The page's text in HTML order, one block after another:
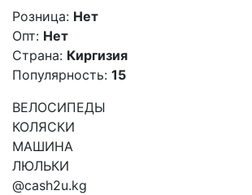
Розница: Нет
Опт: Нет
Страна: Киргизия
Популярность: 15
ВЕЛОСИПЕДЫ
КОЛЯСКИ
МАШИНА
ЛЮЛЬКИ
@cash2u.kg